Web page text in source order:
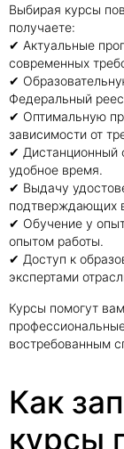
Выбирая курсы
получаете:
✔ Актуальные
современных
✔
Федеральный
✔ Оптимальную
зависимости от
✔ Дистанционный
удобное время.
✔ Выдачу
подтверждающих
✔ Обучение у
опытом работы.
✔ Доступ к
экспертами
Курсы помогут
востребованным
Как
курсы